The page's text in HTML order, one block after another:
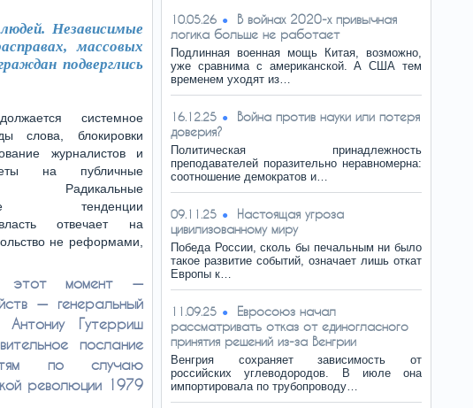
Независимые
массовых
подверглись
системное
слова, блокировки
журналистов и
на публичные
тенденции
отвечает на
не реформами,
момент —
— генеральный
Гутерриш
послание
по случаю
революции 1979
10.05.26
В войнах 2020-х привычная
логика больше не работает
Подлинная военная мощь Китая, возможно,
уже сравнима с американской. А США тем
временем уходят из…
16.12.25
Война против науки или потеря
доверия?
Политическая принадлежность
преподавателей поразительно неравномерна:
соотношение демократов и…
09.11.25
Настоящая угроза
цивилизованному миру
Победа России, сколь бы печальным ни было
такое развитие событий, означает лишь откат
Европы к…
11.09.25
Евросоюз начал
рассматривать отказ от единогласного
принятия решений из-за Венгрии
Венгрия сохраняет зависимость от
российских углеводородов. В июле она
импортировала по трубопроводу…